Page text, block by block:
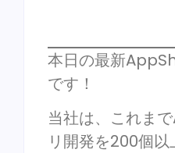
本日の最新
です！
当社は、これま
リ開発を200個